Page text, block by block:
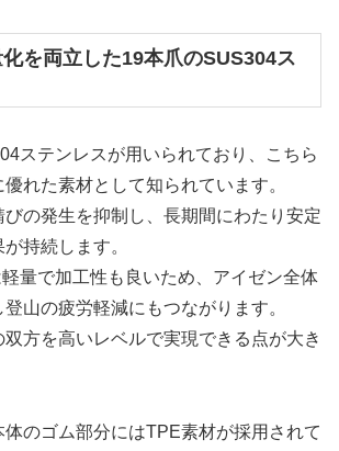
を両立した19本爪のSUS304ス
ステンレスが用いられており、こちら
れた素材として知られています。
の発生を抑制し、長期間にわたり安定
持続します。
量で加工性も良いため、アイゼン全体
山の疲労軽減にもつながります。
方を高いレベルで実現できる点が大き
体のゴム部分にはTPE素材が採用されて